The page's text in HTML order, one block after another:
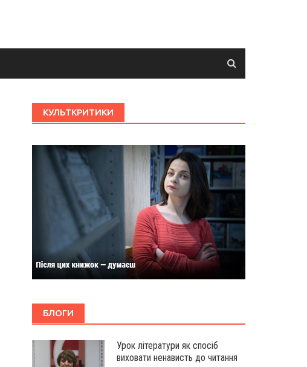
КУЛЬТКРИТИКИ
БЛОГИ
Урок літератури як спосіб
виховати ненависть до читання